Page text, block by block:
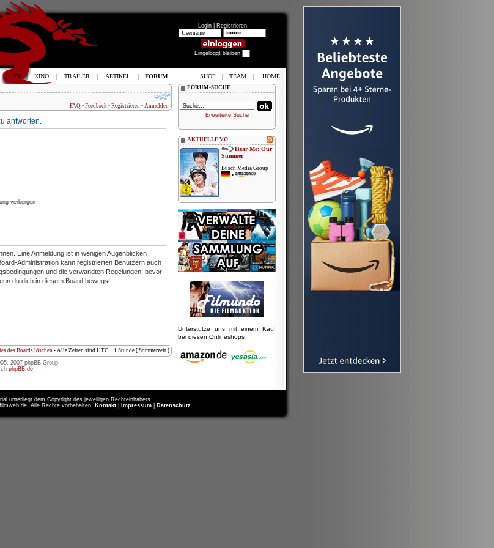
Login | Registrieren
Eingeloggt bleiben
FAQ • Feedback • Registrieren • Anmelden
antworten.
verbergen
Eine Anmeldung ist in wenigen Augenblicken
Administration kann registrierten Benutzern auch
und die verwandten Regelungen, bevor
du dich in diesem Board bewegst.
des Boards löschen • Alle Zeiten sind UTC + 1 Stunde [ Sommerzeit ]
2007 phpBB Group
phpBB.de
FORUM-SUCHE
Erweiterte Suche
AKTUELLE VÖ
Hear Me: Our
Summer
Busch Media Group
•
Unterstütze uns mit einem Kauf
bei diesen Onlineshops
unterliegt dem Copyright des jeweiligen Rechteinhabers.
Alle Rechte vorbehalten.
Kontakt Impressum Datenschutz
| TV | KINO | TRAILER | ARTIKEL | FORUM SHOP | TEAM | HOME